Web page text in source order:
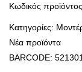
Κωδικός
Κατηγορίες:
Νέα προϊόντα
BARCODE: